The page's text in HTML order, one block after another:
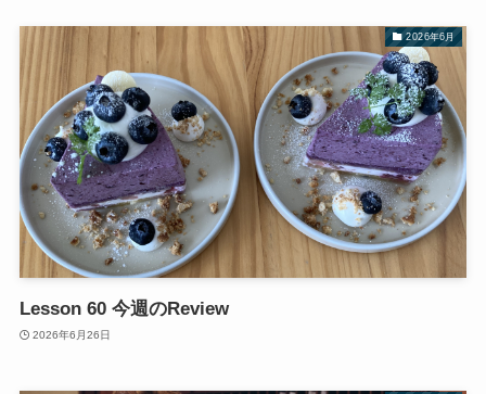
2026年6月
Lesson 60 今週のReview
2026年6月26日